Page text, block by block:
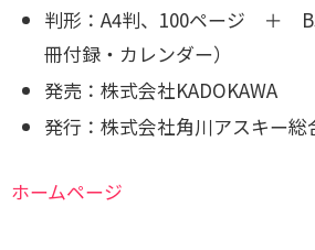
判形：A4判、100ページ ＋
冊付録・カレンダー）
発売：株式会社KADOKAWA
発行：株式会社角川アスキー総
ホームページ